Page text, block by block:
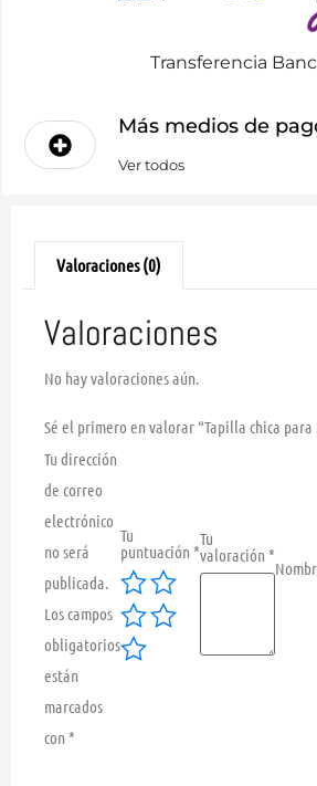
Transferencia
Más medios de
Ver todos
Valoraciones (0)
Valoraciones
No hay valoraciones aún.
Sé el primero en valorar “Tapilla chica para
Tu dirección
de correo
electrónico
no será
publicada.
Los campos
obligatorios
están
marcados
con *
Tu
puntuación *
Tu
valoración *